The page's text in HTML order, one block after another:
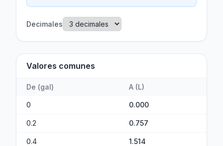
Decimales
Valores comunes
De (gal) A (L)
0 0.000
0.2 0.757
0.4 1.514